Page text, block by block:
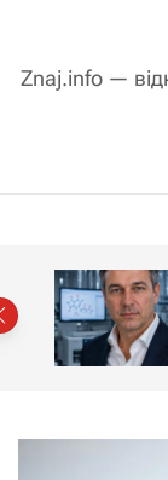
д
і
с
Znaj.info —